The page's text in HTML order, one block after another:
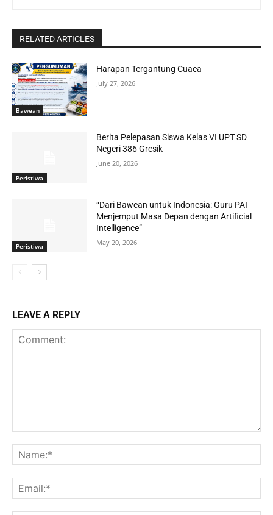
RELATED ARTICLES
Bawean
Harapan Tergantung Cuaca
July 27, 2026
Peristiwa
Berita Pelepasan Siswa Kelas VI UPT SD
Negeri 386 Gresik
June 20, 2026
Peristiwa
“Dari Bawean untuk Indonesia: Guru PAI
Menjemput Masa Depan dengan Artificial
Intelligence”
May 20, 2026
LEAVE A REPLY